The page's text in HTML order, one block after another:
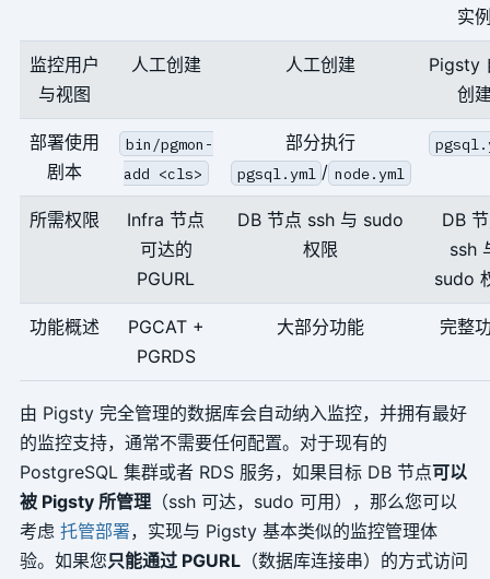
实
监控用户
与视图
人工创建 人工创建
Pigsty
创
部署使用
剧本
bin/pgmon-
add <cls>
部分执行
pgsql.yml / node.yml
所需权限
Infra 节点
可达的
PGURL
DB 节点 ssh 与 sudo
权限
DB
ssh
sudo
功能概述
PGCAT +
PGRDS
大部分功能 完整
由 Pigsty 完全管理的数据库会自动纳入监控，并拥有最好
的监控支持，通常不需要任何配置。对于现有的
PostgreSQL 集群或者 RDS 服务，如果目标 DB 节点可以
被 Pigsty 所管理（ssh 可达，sudo 可用），那么您可以
考虑 托管部署，实现与 Pigsty 基本类似的监控管理体
验。如果您只能通过 PGURL（数据库连接串）的方式访问